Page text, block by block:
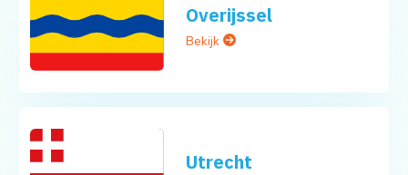
Overijssel
Bekijk
Utrecht